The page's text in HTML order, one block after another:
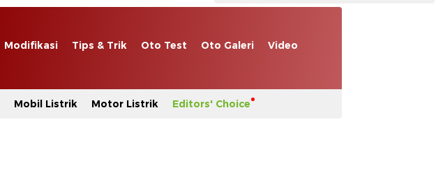
Modifikasi Tips & Trik Oto Test Oto Galeri Video
Mobil Listrik Motor Listrik Editors' Choice